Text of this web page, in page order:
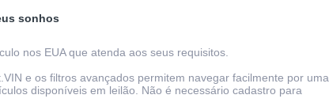
sonhos
nos EUA que atenda aos seus requisitos.
e os filtros avançados permitem navegar facilmente por uma
disponíveis em leilão. Não é necessário cadastro para